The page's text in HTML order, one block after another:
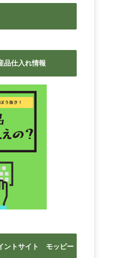
品仕入れ情報
ントサイト モッピー